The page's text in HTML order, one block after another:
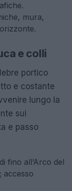
mura,
e colli
portico
e costante
lungo la
sui
e passo
fino all’Arco del
accesso